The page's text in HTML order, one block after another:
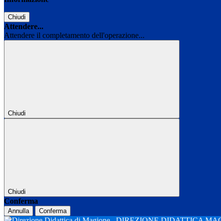
Chiudi
Attendere...
Attendere il completamento dell'operazione...
Chiudi
Chiudi
Conferma
Annulla Conferma